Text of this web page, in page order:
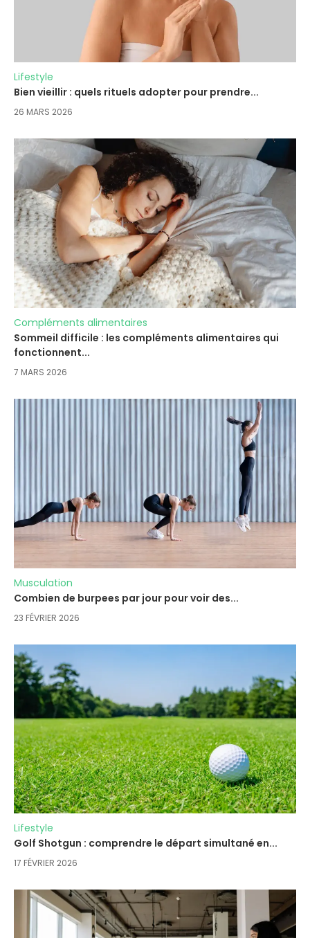
Lifestyle
Bien vieillir : quels rituels adopter pour prendre...
26 MARS 2026
Compléments alimentaires
Sommeil difficile : les compléments alimentaires qui
fonctionnent...
7 MARS 2026
Musculation
Combien de burpees par jour pour voir des...
23 FÉVRIER 2026
Lifestyle
Golf Shotgun : comprendre le départ simultané en...
17 FÉVRIER 2026